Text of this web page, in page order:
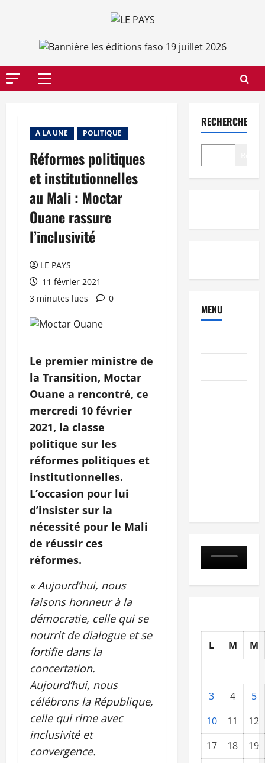
Menu
A LA UNE POLITIQUE
Réformes politiques
et institutionnelles
au Mali : Moctar
Ouane rassure
l’inclusivité
LE PAYS
11 février 2021
3 minutes lues
0
Le premier ministre de
la Transition, Moctar
Ouane a rencontré, ce
mercredi 10 février
2021, la classe
politique sur les
réformes politiques et
institutionnelles.
L’occasion pour lui
d’insister sur la
nécessité pour le Mali
de réussir ces
réformes.
« Aujourd’hui, nous
faisons honneur à la
démocratie, celle qui se
nourrit de dialogue et se
fortifie dans la
concertation.
Aujourd’hui, nous
célébrons la République,
celle qui rime avec
inclusivité et
convergence.
RECHERCHER
MENU
L M M
3 4
5
10
11
12
17
18
19